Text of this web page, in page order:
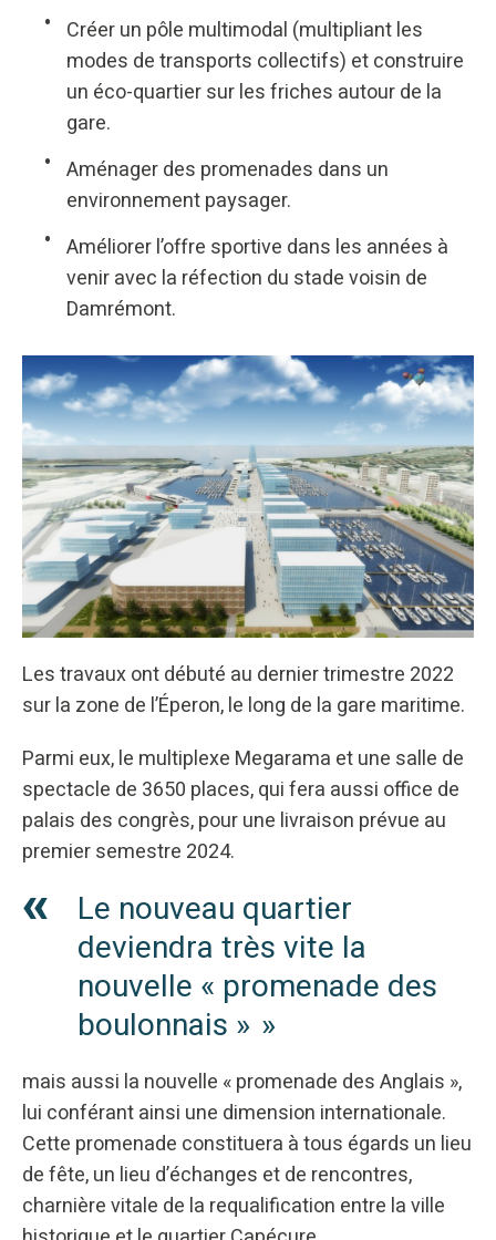
Créer un pôle multimodal (multipliant les
modes de transports collectifs) et construire
un éco-quartier sur les friches autour de la
gare.
Aménager des promenades dans un
environnement paysager.
Améliorer l’offre sportive dans les années à
venir avec la réfection du stade voisin de
Damrémont.
Les travaux ont débuté au dernier trimestre 2022
sur la zone de l’Éperon, le long de la gare maritime.
Parmi eux, le multiplexe Megarama et une salle de
spectacle de 3650 places, qui fera aussi office de
palais des congrès, pour une livraison prévue au
premier semestre 2024.
Le nouveau quartier
deviendra très vite la
nouvelle « promenade des
boulonnais »
mais aussi la nouvelle « promenade des Anglais »,
lui conférant ainsi une dimension internationale.
Cette promenade constituera à tous égards un lieu
de fête, un lieu d’échanges et de rencontres,
charnière vitale de la requalification entre la ville